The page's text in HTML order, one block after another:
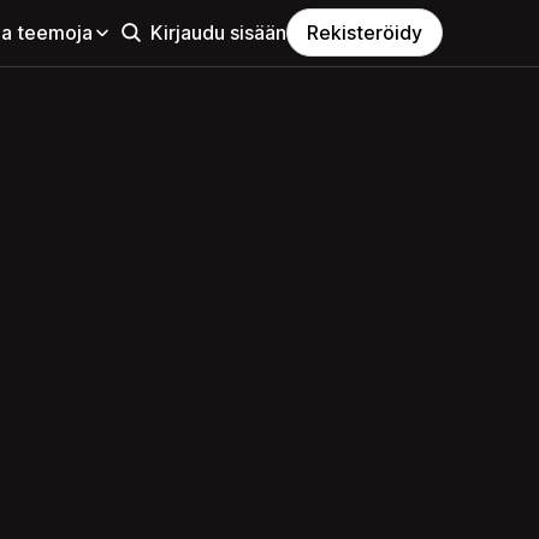
teemoja Kirjaudu sisään Rekisteröidy